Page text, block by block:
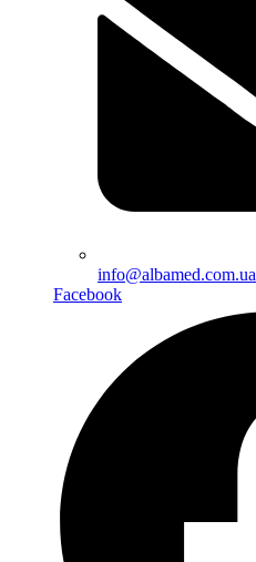
info@albamed.com.ua
Facebook